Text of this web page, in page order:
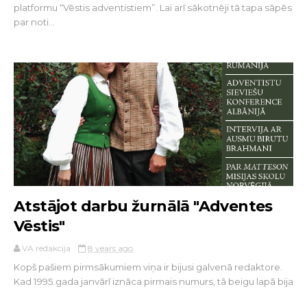
platformu “Vēstis adventistiem”. Lai arī sākotnēji tā tapa sāpēs
par noti...
Atstājot darbu žurnālā "Adventes
Vēstis"
VA redakcija 8 years ago
Kopš pašiem pirmsākumiem viņa ir bijusi galvenā redaktore.
Kad 1995.gada janvārī iznāca pirmais numurs, tā beigu lapā bija